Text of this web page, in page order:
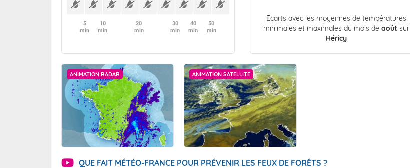
5
min
10
min
20
min
30
min
40
min
50
min
Écarts avec les moyennes de températures
minimales et maximales du mois de août sur
Héricy
ANIMATION RADAR ANIMATION SATELLITE
QUE FAIT MÉTÉO-FRANCE POUR PRÉVENIR LES FEUX DE FORÊTS ?